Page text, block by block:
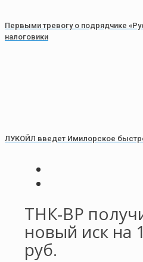
Первыми тревогу о подрядчике
налоговики
ЛУКОЙЛ введет Имилорское
ТНК-ВР
новый иск на
руб.